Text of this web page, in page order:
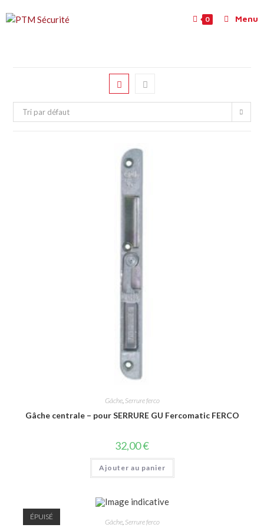
0 Menu
Tri par défaut
Gâche, Serrure ferco
Gâche centrale – pour SERRURE GU Fercomatic FERCO
32,00€
Ajouter au panier
ÉPUISÉ
Gâche, Serrure ferco